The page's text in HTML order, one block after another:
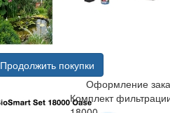
Продолжить покупки
Оформление
Комплект